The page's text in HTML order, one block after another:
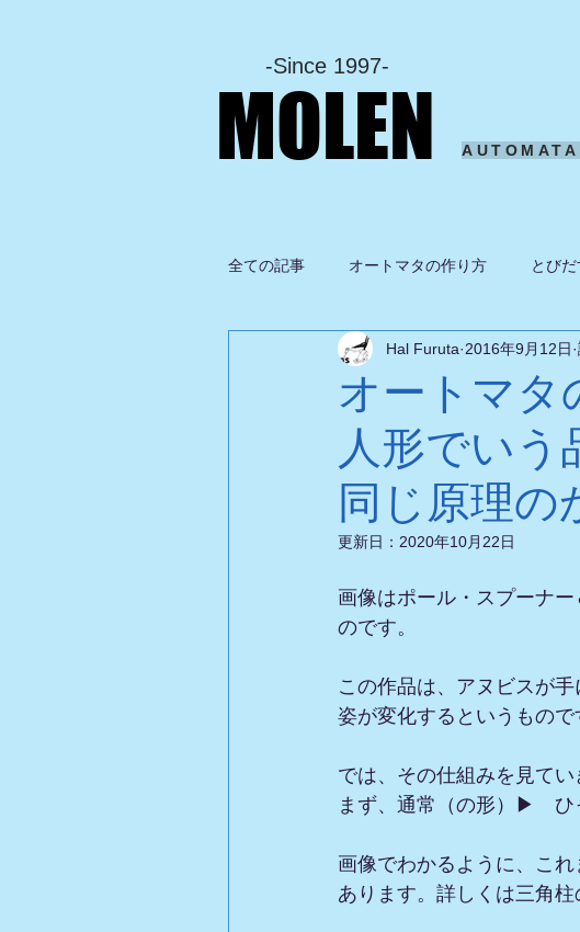
-Since 1997-
MOLEN
全ての記事 オートマタの作り方 とび
グルメ ドローン あ
オートマタ
人形でいう
同じ原理の
Hal Furuta 2016年9月12日
更新日： 2020年10月22日
画像はポール・スプーナ
のです。
この作品は、アヌビスが
姿が変化するというもので
では、その仕組みを見てい
まず、通常（の形）▶　
画像でわかるように、こ
あります。詳しくは三角柱